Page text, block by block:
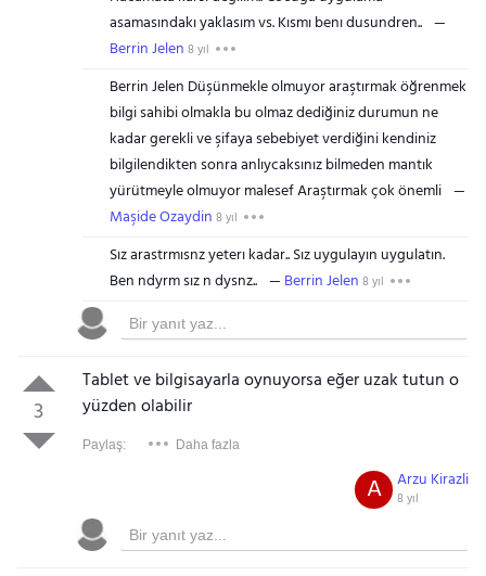
asamasındakı yaklasım vs. Kısmı benı dusundren..
Berrin Jelen 8 yıl
Berrin Jelen Düşünmekle olmuyor araştırmak öğrenmek
bilgi sahibi olmakla bu olmaz dediğiniz durumun ne
kadar gerekli ve şifaya sebebiyet verdiğini kendiniz
bilgilendikten sonra anlıycaksınız bilmeden mantık
yürütmeyle olmuyor malesef Araştırmak çok önemli
Maşide Ozaydin 8 yıl
Sız arastrmısnz yeterı kadar.. Sız uygulayın uygulatın.
Ben ndyrm sız n dysnz..
Berrin Jelen 8 yıl
3
Tablet ve bilgisayarla oynuyorsa eğer uzak tutun o
yüzden olabilir
Paylaş: Daha fazla
Arzu Kirazli
8 yıl
A